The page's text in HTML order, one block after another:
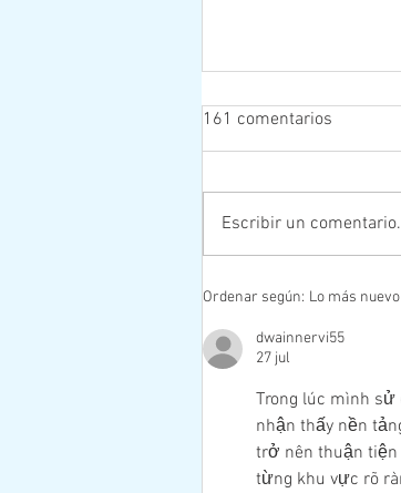
Segunda "Maratón
Edición 2022
161 comentarios
Escribir un
Ordenar según: Lo más nuevo
dwainnervi55
27 jul
Trong lúc mình sử
nhận thấy nền
trở nên thuận tiện
từng khu vực rõ